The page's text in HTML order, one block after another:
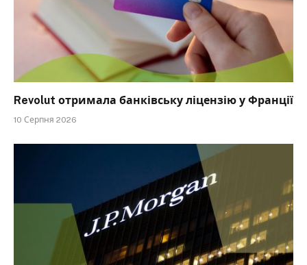
Revolut отримала банківську ліцензію у Франції
10 Серпня 2026